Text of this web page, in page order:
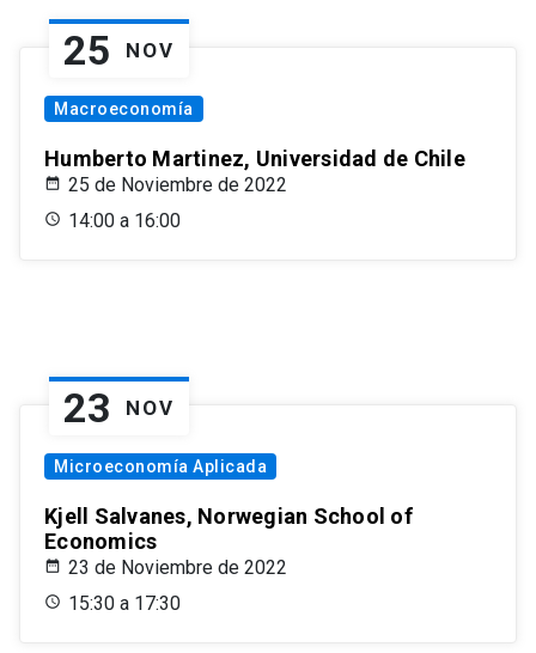
25 NOV
Macroeconomía
Humberto Martinez, Universidad de Chile
25 de Noviembre de 2022
14:00 a 16:00
23 NOV
Microeconomía Aplicada
Kjell Salvanes, Norwegian School of
Economics
23 de Noviembre de 2022
15:30 a 17:30